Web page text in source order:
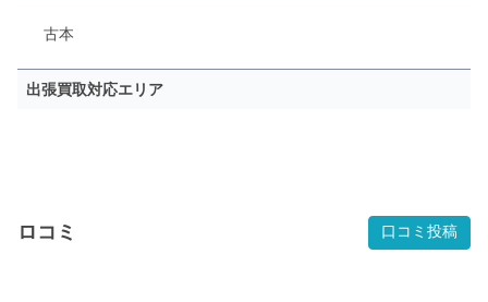
古本
出張買取対応エリア
ロコミ 口コミ投稿